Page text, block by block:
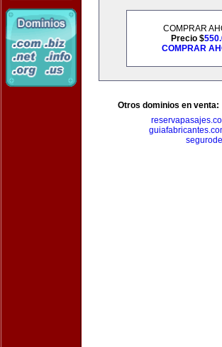
COMPRAR
Precio $
COMPRAR
Otros dominios en venta: